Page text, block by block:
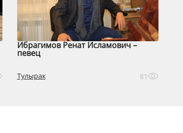
Ибрагимов Ренат Исламович –
певец
Тулырак 81